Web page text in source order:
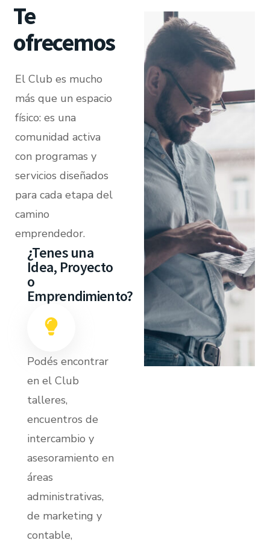
Te
ofrecemos
El Club es mucho
más que un espacio
físico: es una
comunidad activa
con programas y
servicios diseñados
para cada etapa del
camino
emprendedor.
¿Tenes una
Idea, Proyecto
o
Emprendimiento?
Podés encontrar
en el Club
talleres,
encuentros de
intercambio y
asesoramiento en
áreas
administrativas,
de marketing y
contable,